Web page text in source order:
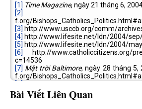
[1] Time Magazine, ngày 21 tháng 6,
[2]
http://
f.org/
[3] http://www.usccb.org/comm/
[4] http://www.lifesite.net/ldn/2004/
[5] http://www.lifesite.net/ldn/2004/
[6]
http://www.catholiccitizens.org/
c=14536
[7] Mặt trời Baltimore, ngày 28 tháng
f.org/
http://www.pittsburgpostgazette.com/
[9]http://
Bài Viết Liên Quan